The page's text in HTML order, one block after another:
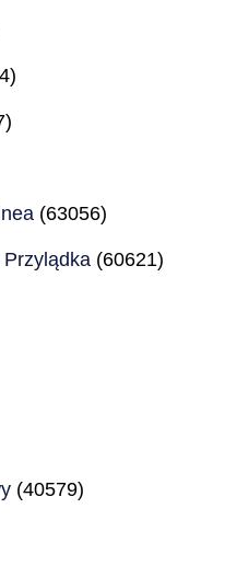
(63056)
(60621)
(40579)